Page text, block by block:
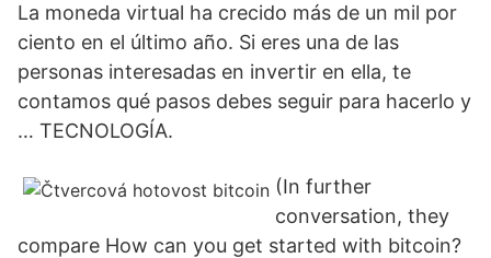
La moneda virtual ha crecido más de un mil por
ciento en el último año. Si eres una de las
personas interesadas en invertir en ella, te
contamos qué pasos debes seguir para hacerlo y
… TECNOLOGÍA.
(In further
conversation, they
compare How can you get started with bitcoin?